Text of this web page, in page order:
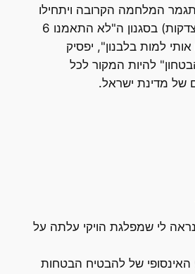
המלחמה הקרובה ויתחילו
לצוץ האשמות (מוצדקות) בסגנון ה"לא התאמנו 6
למות בלבנון", יפסיק
להיות המקור לכל
של מדינת ישראל.
לי שמפלגת הויקי עלתה על
של להבטיח הבטחות